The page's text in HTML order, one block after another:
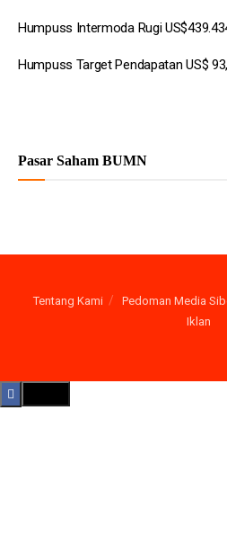
Humpuss Intermoda Rugi
Humpuss Target Pendapatan US$
Pasar Saham BUMN
Tentang Kami Pedoman Media
Iklan